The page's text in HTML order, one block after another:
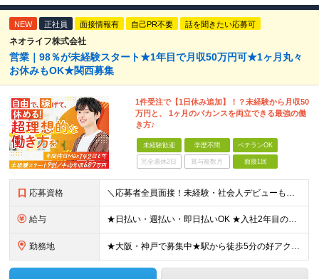
NEW 正社員 面接情報有 自己PR不要 話を聞きたい応募可
ネオライフ株式会社
営業｜98％が未経験スタート★1年目で月収50万円可★1ヶ月丸々
お休みもOK★関西募集
1件受注で【1日休み追加】！？未経験から月収50
万円と、 1ヶ月のバカンスを両立できる最強の働
き方♪
未経験歓迎 学歴不問 ベテランOK
完全週休2日 賞与複数月 面接1回
応募資格 ＼応募者全員面接！未経験・社会人デビューも歓迎／ ◆スキル・資格は一切不要 ◆職種・業種未経験歓迎 ◆第二新卒・ブランクOK ＜先輩の志望動機をご紹介＞ 「収入もお休みも大切にしたい」 「頑張った分
給与 ★日払い・週払い・即日払いOK ★入社2年目の平均年収687万円 ★入社3年目で年収900万円の社員も在籍 ＼2つのコースから給与形態を選べます！／ 【1】安定収入をゲットしたい方向けコース 基本給
勤務地 ★大阪・神戸で募集中★駅から徒歩5分の好アクセス ■新大阪事業所／大阪府大阪市東淀川区東中島4-11-6 ネオライフ新大阪ビル8F ■神戸事業所／兵庫県神戸市中央区多聞通4-4-13 歩11番館50